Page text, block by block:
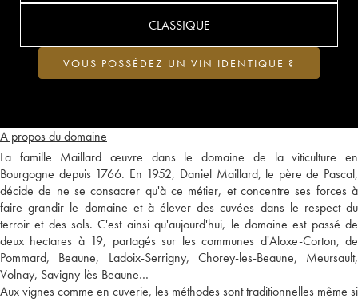
A propos du domaine
La famille Maillard œuvre dans le domaine de la viticulture en
Bourgogne depuis 1766. En 1952, Daniel Maillard, le père de Pascal,
décide de ne se consacrer qu'à ce métier, et concentre ses forces à
faire grandir le domaine et à élever des cuvées dans le respect du
terroir et des sols. C'est ainsi qu'aujourd'hui, le domaine est passé de
deux hectares à 19, partagés sur les communes d'Aloxe-Corton, de
Pommard, Beaune, Ladoix-Serrigny, Chorey-les-Beaune, Meursault,
Volnay, Savigny-lès-Beaune…
Aux vignes comme en cuverie, les méthodes sont traditionnelles même si
CLASSIQUE
VOUS POSSÉDEZ UN VIN IDENTIQUE ?